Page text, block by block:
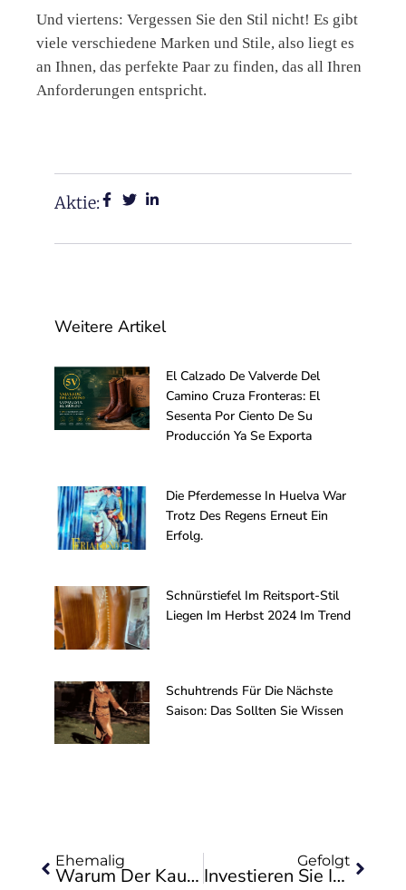
Und viertens: Vergessen Sie den Stil nicht! Es gibt
viele verschiedene Marken und Stile, also liegt es
an Ihnen, das perfekte Paar zu finden, das all Ihren
Anforderungen entspricht.
Aktie:
Weitere Artikel
El Calzado De Valverde Del
Camino Cruza Fronteras: El
Sesenta Por Ciento De Su
Producción Ya Se Exporta
Die Pferdemesse In Huelva War
Trotz Des Regens Erneut Ein
Erfolg.
Schnürstiefel Im Reitsport-Stil
Liegen Im Herbst 2024 Im Trend
Schuhtrends Für Die Nächste
Saison: Das Sollten Sie Wissen
Ehemalig
Warum Der Kauf Von Cowboystiefeln Die Beste Option Ist
Gefolgt
Investieren Sie In Reitausrüstung: Stiefel, Helme, Sättel Und Zaumzeug